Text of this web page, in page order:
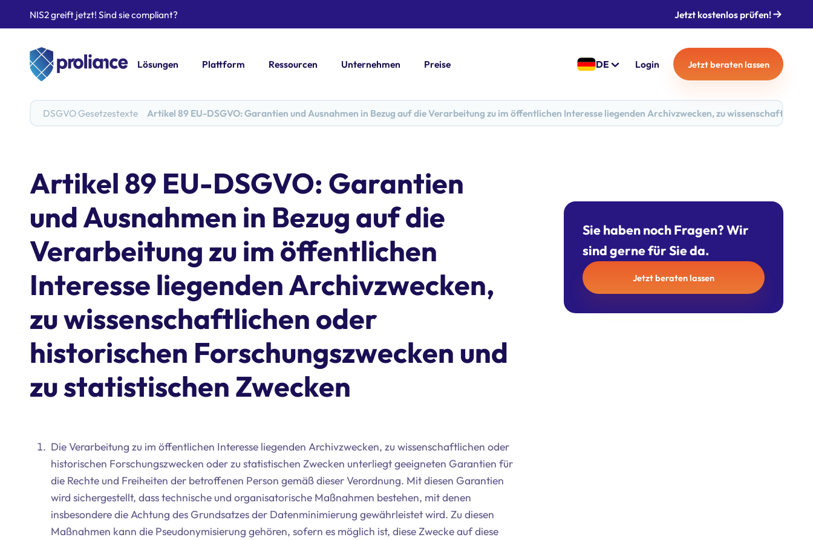
NIS2 greift jetzt! Sind sie compliant? Jetzt kostenlos prüfen!
Lösungen Plattform Ressourcen Unternehmen Preise DE Login Jetzt beraten lassen
DSGVO Gesetzestexte Artikel 89 EU-DSGVO: Garantien und Ausnahmen in Bezug auf die Verarbeitung zu im öffentlichen Interesse liegenden Archivzwecken, zu
Artikel 89 EU-DSGVO: Garantien
und Ausnahmen in Bezug auf die
Verarbeitung zu im öffentlichen
Interesse liegenden Archivzwecken,
zu wissenschaftlichen oder
historischen Forschungszwecken und
zu statistischen Zwecken
Die Verarbeitung zu im öffentlichen Interesse liegenden Archivzwecken, zu wissenschaftlichen oder
historischen Forschungszwecken oder zu statistischen Zwecken unterliegt geeigneten Garantien für
die Rechte und Freiheiten der betroffenen Person gemäß dieser Verordnung. Mit diesen Garantien
wird sichergestellt, dass technische und organisatorische Maßnahmen bestehen, mit denen
insbesondere die Achtung des Grundsatzes der Datenminimierung gewährleistet wird. Zu diesen
Maßnahmen kann die Pseudonymisierung gehören, sofern es möglich ist, diese Zwecke auf diese
Sie haben noch Fragen? Wir
sind gerne für Sie da.
Jetzt beraten lassen